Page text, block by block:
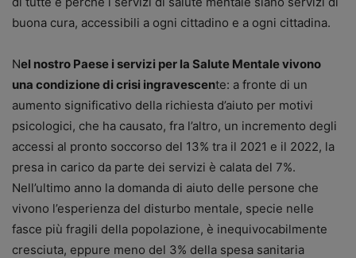
buona cura, accessibili a ogni cittadino e a ogni cittadina.
Nel nostro Paese i servizi per la Salute Mentale vivono
una condizione di crisi ingravescente: a fronte di un
aumento significativo della richiesta d’aiuto per motivi
psicologici, che ha causato, fra l’altro, un incremento degli
accessi al pronto soccorso del 13% tra il 2021 e il 2022, la
presa in carico da parte dei servizi è calata del 7%.
Nell’ultimo anno la domanda di aiuto delle persone che
vivono l’esperienza del disturbo mentale, specie nelle
fasce più fragili della popolazione, è inequivocabilmente
cresciuta, eppure meno del 3% della spesa sanitaria